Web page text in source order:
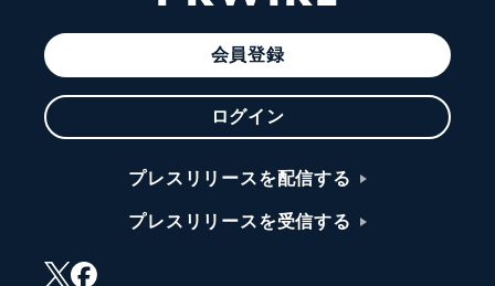
会員登録
ログイン
プレスリリースを配信する
プレスリリースを受信する